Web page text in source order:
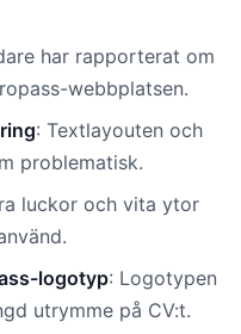
har rapporterat om
webbplatsen.
: Textlayouten och
problematisk.
luckor och vita ytor
logotyp: Logotypen
utrymme på CV:t.